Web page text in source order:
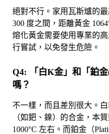
絕對不行。家用瓦斯爐的
300 度之間，距離黃金
熔化黃金需要使用專業的
行嘗試，以免發生危險。
Q4: 「白K金」和「鉑
嗎？
不一樣，而且差別很大。
（如鈀、鎳）的合金，本
1000°C 左右。而鉑金（